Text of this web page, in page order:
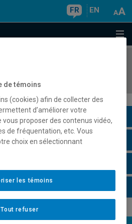
FR EN
de témoins
(cookies) afin de collecter des
d’améliorer votre
vous proposer des contenus vidéo,
de fréquentation, etc. Vous
choix en sélectionnant
Tout refuser
les témoins